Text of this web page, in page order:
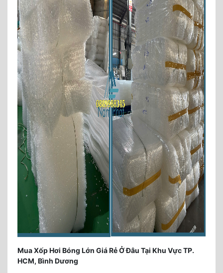
Mua Xốp Hơi Bóng Lớn Giá Rẻ Ở Đâu Tại Khu Vực TP.
HCM, Bình Dương